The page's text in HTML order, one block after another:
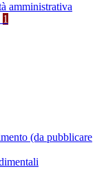
amministrativa
1
(da pubblicare